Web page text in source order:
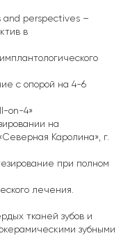
and perspectives –
в
с опорой на 4-6
on-4»
на
Каролина», г.
при полном
лечения.
тканей зубов и
зубными